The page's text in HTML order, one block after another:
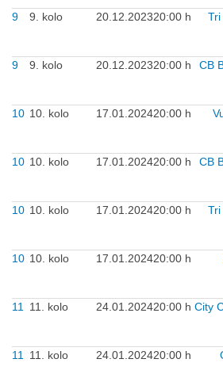
9
9. kolo 20.12.202320:00 h Tri
9
9. kolo 20.12.202320:00 h CB
10 10. kolo 17.01.202420:00 h
10 10. kolo 17.01.202420:00 h CB
10 10. kolo 17.01.202420:00 h Tri
10 10. kolo 17.01.202420:00 h
11
11. kolo 24.01.202420:00 h City
11
11. kolo 24.01.202420:00 h